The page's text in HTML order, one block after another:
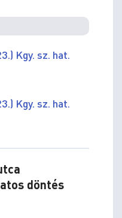
Kgy. sz. hat.
Kgy. sz. hat.
döntés